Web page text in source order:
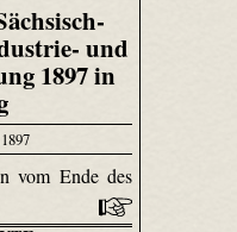
und
1897 in
vom Ende des